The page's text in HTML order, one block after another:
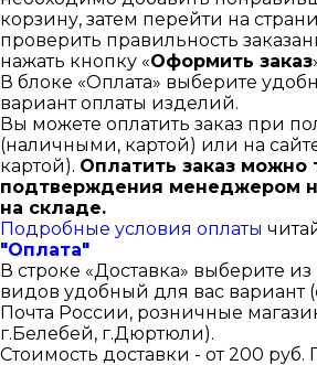
корзину, затем перейти на
проверить правильность
нажать кнопку «Оформить заказ
В блоке «Оплата» выберите
вариант оплаты изделий.
Вы можете оплатить заказ при
(наличными, картой) или на
картой). Оплатить заказ можно
подтверждения менеджером
на складе.
Подробные условия оплаты
"Оплата"
В строке «Доставка» выберите
видов удобный для вас вариант
Почта России, розничные
г.Белебей, г.Дюртюли).
Стоимость доставки - от 200 руб.